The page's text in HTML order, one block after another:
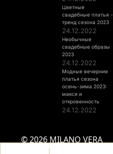
Цветные
свадебные платья -
тренд сезона 2023
24.12.2022
Необычные
свадебные образы
2023
24.12.2022
Модные вечерние
платья сезона
осень-зима 2023:
макси и
откровенность
24.12.2022
© 2026 MILANO VERA